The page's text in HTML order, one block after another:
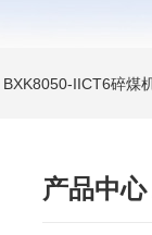
BXK8050-IICT6碎煤
产品中心